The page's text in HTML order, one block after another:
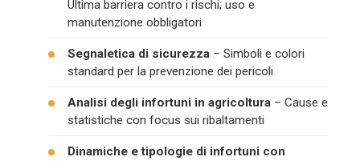
Ultima barriera contro i rischi; uso e
manutenzione obbligatori
Segnaletica di sicurezza – Simboli e colori
standard per la prevenzione dei pericoli
Analisi degli infortuni in agricoltura – Cause e
statistiche con focus sui ribaltamenti
Dinamiche e tipologie di infortuni con